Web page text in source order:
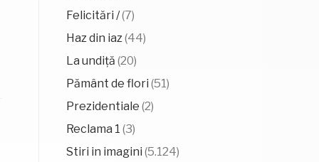
Felicitări /(7)
Haz din iaz(44)
La undiță (20)
Pământ de flori (51)
Prezidentiale (2)
Reclama 1 (3)
Stiri in imagini (5.124)